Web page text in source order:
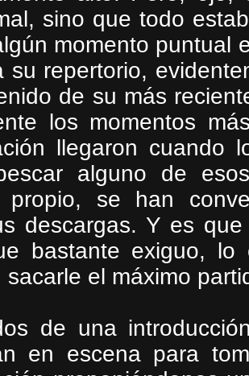
sino que todo
momento puntual
su repertorio,
de su más
los momentos
llegaron cuando
alguno de
propio, se han
descargas. Y es
bastante exiguo,
sacarle el máximo
de una
en escena para